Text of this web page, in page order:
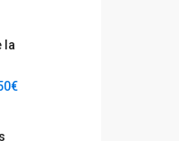
la